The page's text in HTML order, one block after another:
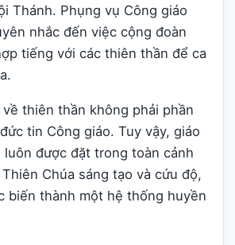
Thánh. Phụng vụ Công giáo
nhắc đến việc cộng đoàn
tiếng với các thiên thần để ca
thiên thần không phải phần
tin Công giáo. Tuy vậy, giáo
được đặt trong toàn cảnh
Chúa sáng tạo và cứu độ,
biến thành một hệ thống huyền